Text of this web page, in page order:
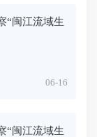
“闽江流域生
06-16
“闽江流域生